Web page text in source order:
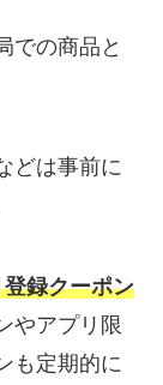
での商品と
どは事前に
録クーポン
やアプリ限
も定期的に